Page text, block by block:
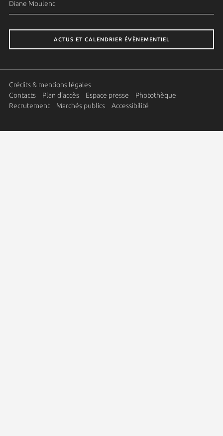
Diane Moulenc
ACTUS ET CALENDRIER ÉVÈNEMENTIEL
Crédits & mentions légales
Contacts
Plan d'accès Espace presse
Photothèque
Recrutement
Marchés publics Accessibilité